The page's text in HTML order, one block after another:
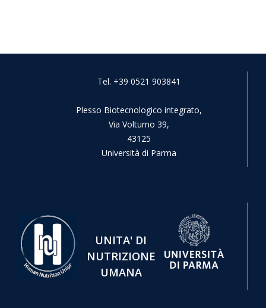
Tel. +39 0521 903841
Plesso Biotecnologico integrato,
Via Volturno 39,
43125
Università di Parma
UNITA' DI
NUTRIZIONE
UMANA